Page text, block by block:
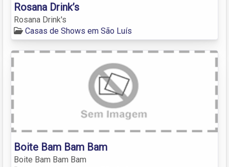
Rosana Drink’s
Rosana Drink's
Casas de Shows em São Luís
Boite Bam Bam Bam
Boite Bam Bam Bam